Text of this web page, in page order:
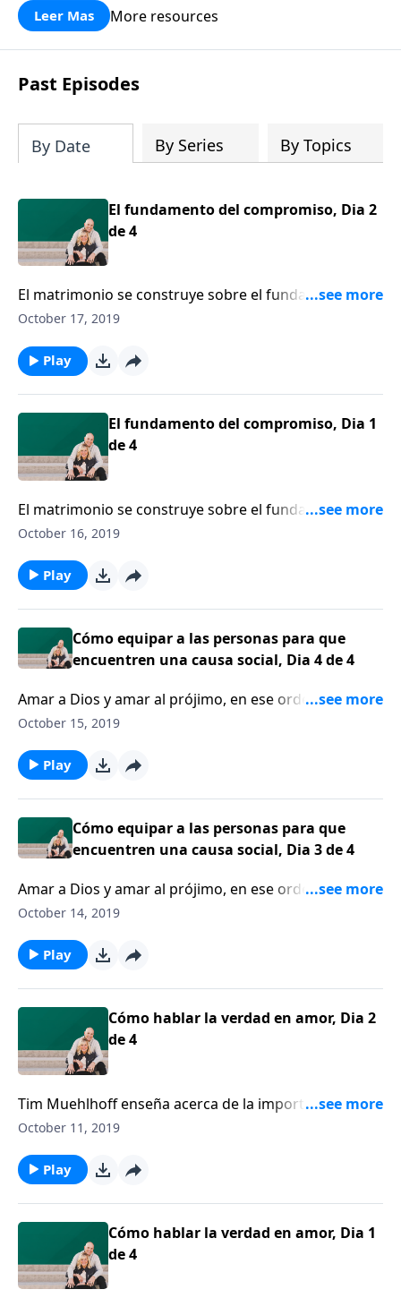
¡Únase a uno de los estudios de grupos
a casa los principios de la Palabra de
Dios para compartirlos con su familia,
su iglesia y su comunidad!
Leer Mas More resources
Past Episodes
By Date By Series By Topics
El fundamento del compromiso, Dia 2
de 4
El matrimonio se construye sobre el fundamento de
un compromiso con Cristo y su pacto el uno con el
en que puede sostener su compromiso matrimonial.
October 17, 2019
Play
El fundamento del compromiso, Dia 1
de 4
El matrimonio se construye sobre el fundamento de
un compromiso con Cristo y su pacto el uno con el
en que puede sostener su compromiso matrimonial.
October 16, 2019
Play
Cómo equipar a las personas para que
encuentren una causa social, Dia 4 de 4
Amar a Dios y amar al prójimo, en ese orden. Tim
Muehlhoff defiende la unidad en las cosas que nos
October 15, 2019
Play
Cómo equipar a las personas para que
encuentren una causa social, Dia 3 de 4
Amar a Dios y amar al prójimo, en ese orden. Tim
Muehlhoff defiende la unidad en las cosas que nos
October 14, 2019
Play
Cómo hablar la verdad en amor, Dia 2
de 4
Tim Muehlhoff enseña acerca de la importancia de
equilibrar la verdad y la gracia en nuestras palabras.
decir: “Puedo aprender de las personas con las que
no estoy de acuerdo”.
October 11, 2019
Play
Cómo hablar la verdad en amor, Dia 1
de 4